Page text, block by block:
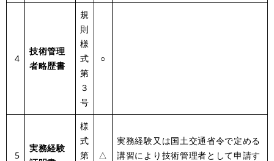
4
技術管理
者略歴書
規
則
様
式
第
３
号
○
5
実務経験
様
式
第
△
実務経験又は国土交通省令で定める
講習により技術管理者として申請す